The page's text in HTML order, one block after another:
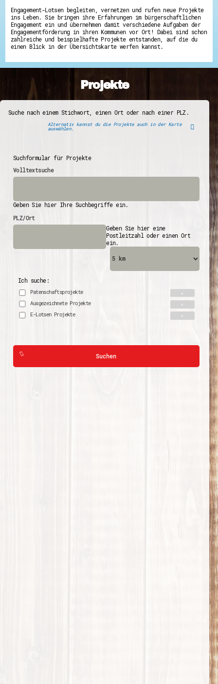
Engagement-Lotsen begleiten, vernetzen und rufen neue Projekte
ins Leben. Sie bringen ihre Erfahrungen im bürgerschaftlichen
Engagement ein und übernehmen damit verschiedene Aufgaben der
Engagementförderung in ihren Kommunen vor Ort! Dabei sind schon
zahlreiche und beispielhafte Projekte entstanden, auf die du
einen Blick in der Übersichtskarte werfen kannst.
Projekte
Suche nach einem Stichwort, einen Ort oder nach einer PLZ.
Alternativ kannst du die Projekte auch in der Karte
auswählen.
Suchformular für Projekte
Volltextsuche
Geben Sie hier Ihre Suchbegriffe ein.
PLZ/Ort
Geben Sie hier eine
Postleitzahl oder einen Ort
ein.
Ich suche:
Patenschaftsprojekte
Ausgezeichnete Projekte
E-Lotsen Projekte
Suchen